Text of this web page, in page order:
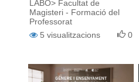
Movement & Physical
Activity is Addressed in
Early Childhood Teacher
States
LABO> Facultat de
Magisteri - Formació del
Professorat
5 visualitzacions 0